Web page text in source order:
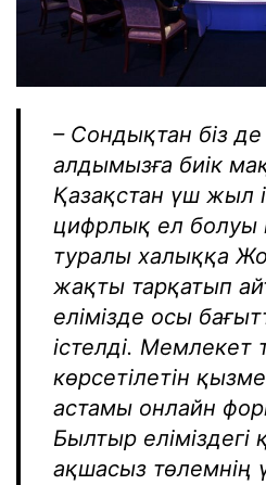
– Сондықтан біз
алдымызға биік
Қазақстан үш жыл
цифрлық ел болуы
туралы халыққа
жақты тарқатып
елімізде осы
істелді. Мемлекет
көрсетілетін
астамы онлайн
Былтыр еліміздегі
ақшасыз төлемнің